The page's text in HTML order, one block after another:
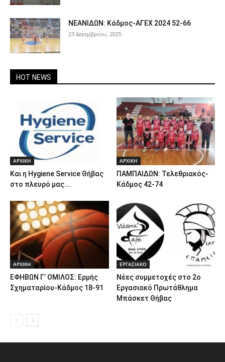
ΝΕΑΝΙΔΩΝ: Κάδμος-ΑΓΕΧ 2024 52-66
23 Δεκεμβρίου, 2025
HOT NEWS
ΑΡΧΙΚΗ
Και η Hygiene Service Θήβας
στο πλευρό μας….
ΑΡΧΙΚΗ
ΠΑΜΠΑΙΔΩΝ: Τελεθριακός-
Κάδμος 42-74
ΑΡΧΙΚΗ
ΕΦΗΒΩΝ Γ’ ΟΜΙΛΟΣ: Ερμής
Σχηματαρίου-Κάδμος 18-91
ΕΡΓΑΣΙΑΚΟ
Νέες συμμετοχές στο 2ο
Εργασιακό Πρωτάθλημα
Μπάσκετ Θήβας